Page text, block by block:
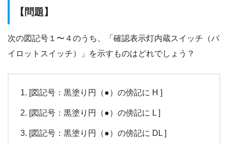
【問題】
次の図記号１〜４のうち、「確認表示灯内蔵スイッチ（パ
イロットスイッチ）」を示すものはどれでしょう？
[図記号：黒塗り円（●）の傍記に H ]
[図記号：黒塗り円（●）の傍記に L ]
[図記号：黒塗り円（●）の傍記に DL ]